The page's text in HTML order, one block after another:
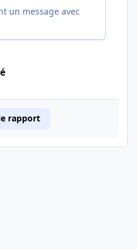
un message avec
rapport